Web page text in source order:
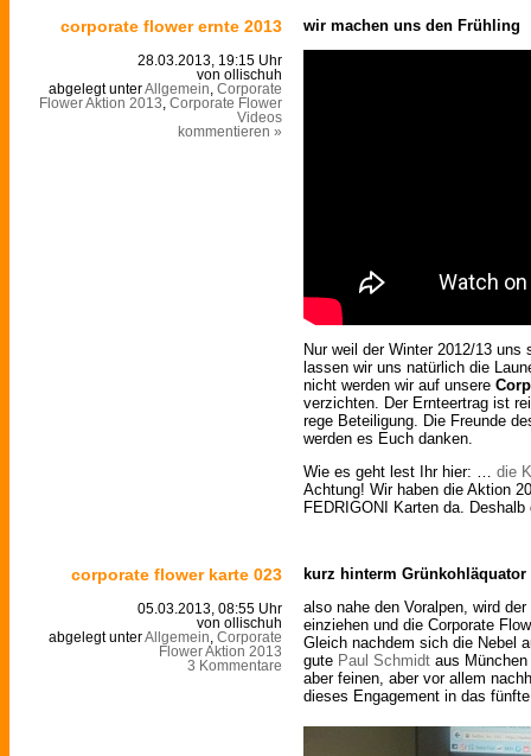
corporate flower ernte 2013
28.03.2013, 19:15 Uhr
von ollischuh
abgelegt unterAllgemein Corporate
Flower Aktion 2013 Corporate Flower
Videos
kommentieren »
wir machen uns den Frühling
Nur weil der Winter 2012/13
lassen wir uns natürlich die
nicht werden wir auf unsere
verzichten. Der Ernteertrag ist
rege Beteiligung. Die Freunde
werden es Euch danken.
Wie es geht lest Ihr hier: … die
Achtung! Wir haben die Aktion
FEDRIGONI Karten da.
corporate flower karte 023
05.03.2013, 08:55 Uhr
von ollischuh
abgelegt unterAllgemein Corporate
Flower Aktion 2013
3 Kommentare
kurz hinterm Grünkohläquator
also nahe den Voralpen, wird
einziehen und die Corporate
Gleich nachdem sich die Nebel
gute Paul Schmidt aus
aber feinen, aber vor allem
dieses Engagement in das